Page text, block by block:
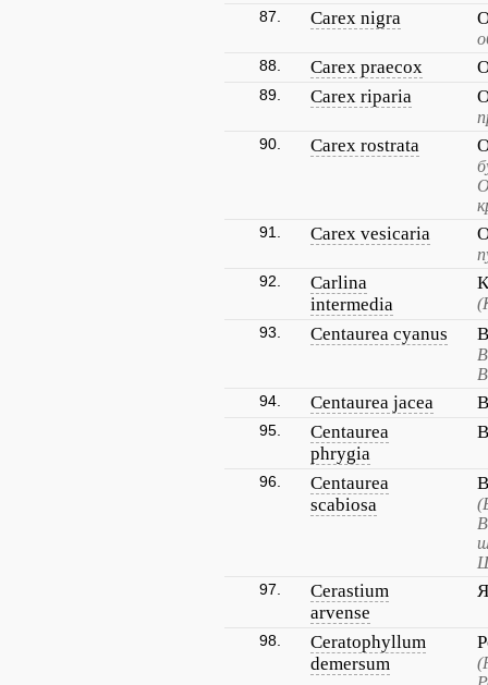
87. Carex nigra
88. Carex praecox
89. Carex riparia
90. Carex rostrata
91. Carex vesicaria
92.
Carlina
intermedia
93. Centaurea cyanus
94. Centaurea jacea
95.
Centaurea
phrygia
96.
Centaurea
scabiosa
97.
Cerastium
arvense
98.
Ceratophyllum
demersum